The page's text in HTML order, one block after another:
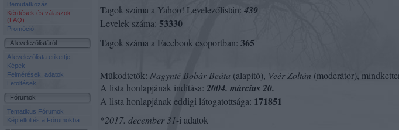
Bemutatkozás
Kérdések és válaszok
(FAQ)
Promóció
A levelezőlistáról
A levelezőlista etikettje
Képek
Felmérések, adatok
Letöltések
Fórumok
Tematikus Fórumok
Képfeltöltés a Fórumokba
Tagok száma a Yahoo! Levelezőlistán: 439
Levelek száma: 53330
Tagok száma a Facebook csoportban: 365
Működtetők: Nagynté Bobár Beáta (alapító), Veér Zoltán (moderátor),
A lista honlapjának indítása: 2004. március 20.
A lista honlapjának eddigi látogatottsága: 171851
*2017. december 31-i adatok